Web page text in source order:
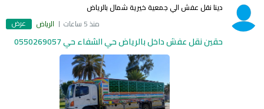
دينا نقل عفش الي جمعية خيرية شمال بالرياض
منذ 5 ساعات
الرياض عرض
حقين نقل عفش داخل بالرياض حي الشفاء حي 0550269057